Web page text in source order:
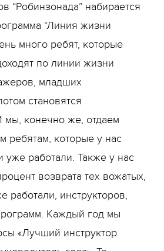
“Робинзонада” набирается
“Линия жизни
много ребят, которые
по линии жизни
младших
становятся
мы, конечно же, отдаем
ребятам, которые у нас
уже работали. Также у нас
возврата тех вожатых,
работали, инструкторов,
Каждый год мы
«Лучший инструктор